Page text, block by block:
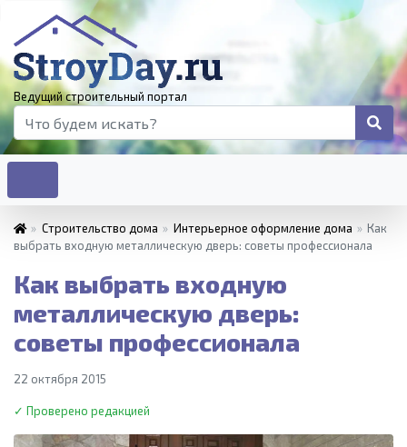
Ведущий строительный портал
» Строительство дома » Интерьерное оформление дома » Как
выбрать входную металлическую дверь: советы профессионала
Как выбрать входную
металлическую дверь:
советы профессионала
22 октября 2015
✓ Проверено редакцией